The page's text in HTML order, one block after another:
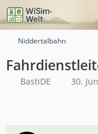
Niddertalbahn
BastiDE 30.